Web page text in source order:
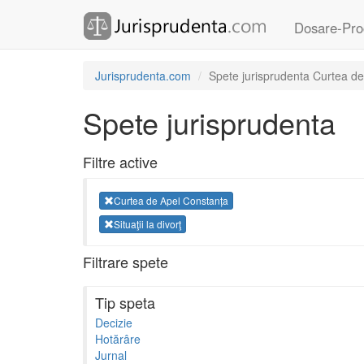
Dosare-
Jurisprudenta.com Spete jurisprudenta Curtea
Spete jurisprudenta
Filtre active
Curtea de Apel Constanța
Situaţii la divorţ
Filtrare spete
Tip speta
Decizie
Hotărâre
Jurnal